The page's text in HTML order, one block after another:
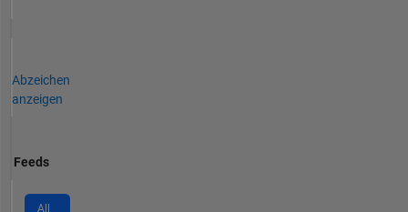
Abzeichen
anzeigen
Feeds
All